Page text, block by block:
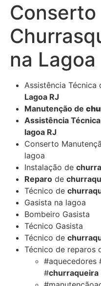
Conserto
na Lagoa
Assistência Técnica
Lagoa RJ
Manutenção de
Assistência Técnica
lagoa RJ
Conserto
lagoa
Instalação de
Reparo de
Técnico de
Gasista na lagoa
Bombeiro Gasista
Técnico Gasista
Técnico de
Técnico de reparos
#aquecedores
#churraqueira